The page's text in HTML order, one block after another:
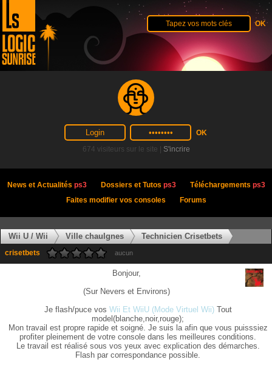
674 visiteurs sur le site | S'incrire
News et Actualités ps3 Dossiers et Tutos ps3 Téléchargements ps3
Faites modifier vos consoles
Forums
Wii U / Wii Ville chaulgnes Technicien Crisetbets
crisetbets aucun
Bonjour,
(Sur Nevers et Environs)
Je flash/puce vos Wii Et WiiU (Mode Virtuel Wii)Tout
model(blanche,noir,rouge);
Mon travail est propre rapide et soigné. Je suis la afin que vous puisssiez
profiter pleinement de votre console dans les meilleures conditions.
Le travail est réalisé sous vos yeux avec explication des démarches.
Flash par correspondance possible.